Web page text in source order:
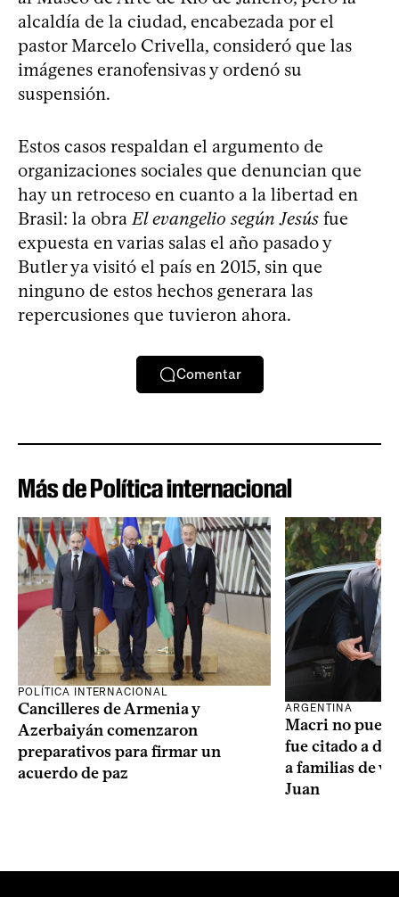
alcaldía de la ciudad, encabezada por el
pastor Marcelo Crivella, consideró que las
imágenes eranofensivas y ordenó su
suspensión.
Estos casos respaldan el argumento de
organizaciones sociales que denuncian que
hay un retroceso en cuanto a la libertad en
Brasil: la obra El evangelio según Jesús fue
expuesta en varias salas el año pasado y
Butler ya visitó el país en 2015, sin que
ninguno de estos hechos generara las
repercusiones que tuvieron ahora.
Comentar
Más de Política internacional
POLÍTICA INTERNACIONAL
Cancilleres de Armenia y
Azerbaiyán comenzaron
preparativos para firmar un
acuerdo de paz
ARGENTINA
Macri no
fue citado a
a familias de
Juan